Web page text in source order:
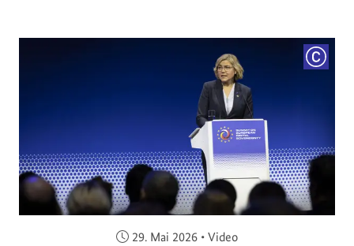
Veröffentlicht am:
29. Mai 2026 • Video